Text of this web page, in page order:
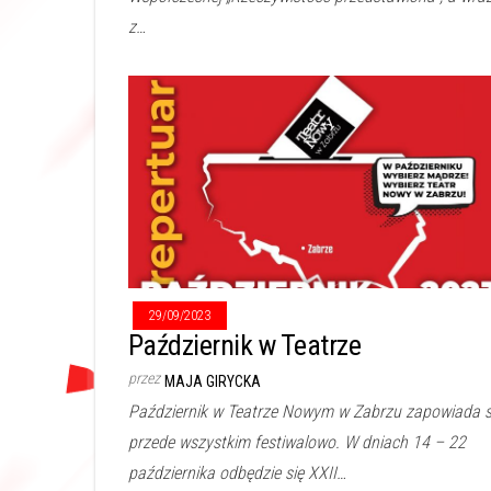
z…
29/09/2023
Październik w Teatrze
przez MAJA GIRYCKA
Październik w Teatrze Nowym w Zabrzu zapowiada
przede wszystkim festiwalowo. W dniach 14 – 22
października odbędzie się XXII…